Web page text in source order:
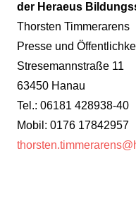
der Heraeus
Thorsten Timmerarens
Presse und
Stresemannstraße 11
63450 Hanau
Tel.: 06181 428938-40
Mobil: 0176 17842957